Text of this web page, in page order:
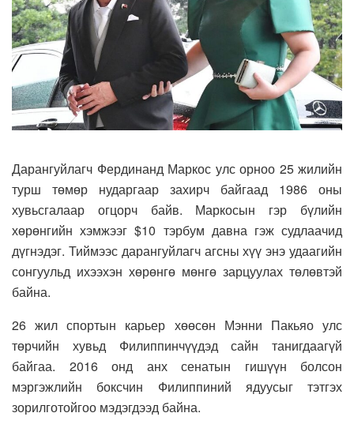
Дарангуйлагч Фердинанд Маркос улс орноо 25 жилийн
турш төмөр нударгаар захирч байгаад 1986 оны
хувьсгалаар огцорч байв. Маркосын гэр бүлийн
хөрөнгийн хэмжээг $10 тэрбум давна гэж судлаачид
дүгнэдэг. Тиймээс дарангуйлагч агсны хүү энэ удаагийн
сонгуульд ихээхэн хөрөнгө мөнгө зарцуулах төлөвтэй
байна.
26 жил спортын карьер хөөсөн Мэнни Пакьяо улс
төрчийн хувьд Филиппинчүүдэд сайн танигдаагүй
байгаа. 2016 онд анх сенатын гишүүн болсон
мэргэжлийн боксчин Филиппиний ядуусыг тэтгэх
зорилготойгоо мэдэгдээд байна.